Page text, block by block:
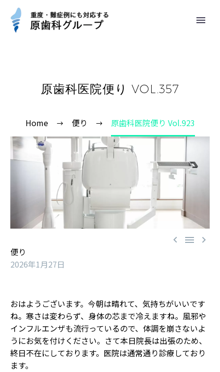
原歯科医院便り VOL.357
Home 便り 原歯科医院便り Vol.923
  
便り
2026年1月27日
おはようございます。今朝は晴れて、気持ちがいいです
ね。寒さは変わらず、身体の芯まで冷えますね。風邪や
インフルエンザも流行っているので、体調を崩さないよ
うにお気を付けください。さて本日院長は出張のため、
終日不在にしております。医院は通常通り診療しており
ます。